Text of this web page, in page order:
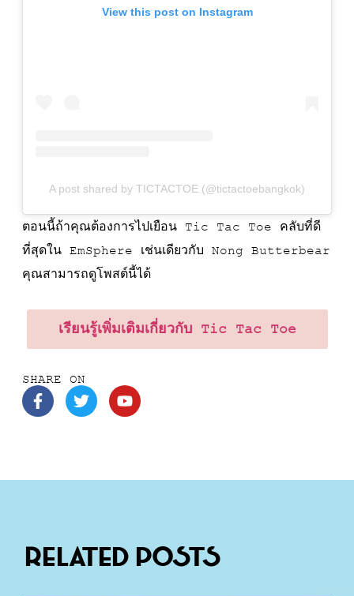
View this post on Instagram
A post shared by TICTACTOE (@tictactoebangkok)
ตอนนี้ถ้าคุณต้องการไปเยือน Tic Tac Toe คลับที่ดี
ที่สุดใน EmSphere เช่นเดียวกับ Nong Butterbear
คุณสามารถดูโพสต์นี้ได้
เรียนรู้เพิ่มเติมเกี่ยวกับ Tic Tac Toe
SHARE ON
Related Posts